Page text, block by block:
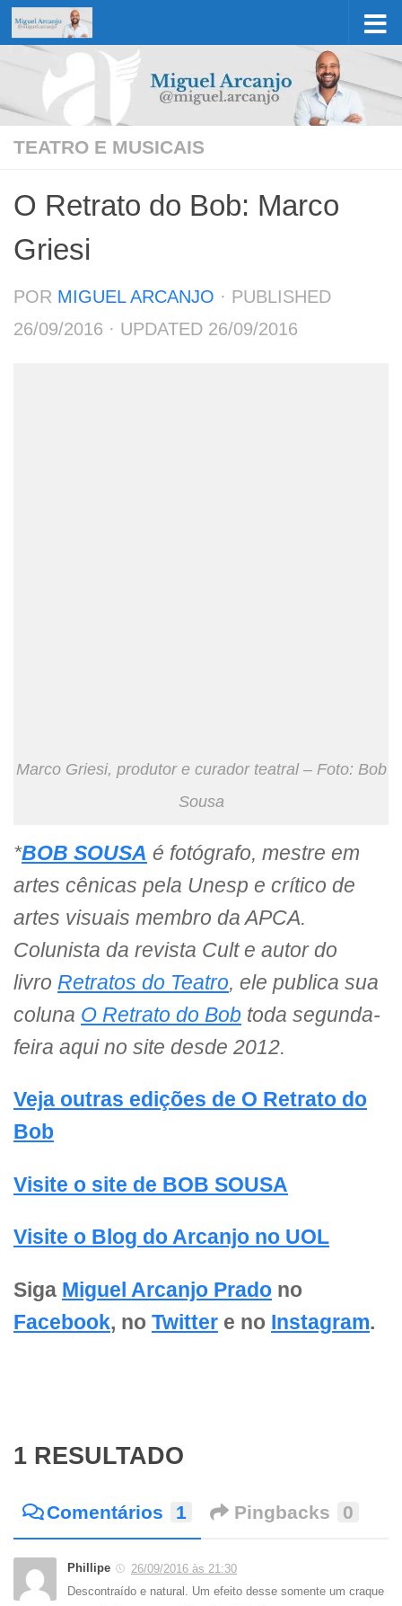
Skip to content
TEATRO E MUSICAIS
O Retrato do Bob: Marco
Griesi
POR MIGUEL ARCANJO · PUBLISHED
26/09/2016 · UPDATED 26/09/2016
Marco Griesi, produtor e curador teatral – Foto: Bob
Sousa
*BOB SOUSA é fotógrafo, mestre em
artes cênicas pela Unesp e crítico de
artes visuais membro da APCA.
Colunista da revista Cult e autor do
livro Retratos do Teatro, ele publica sua
coluna O Retrato do Bob toda segunda-
feira aqui no site desde 2012.
Veja outras edições de O Retrato do
Bob
Visite o site de BOB SOUSA
Visite o Blog do Arcanjo no UOL
Siga Miguel Arcanjo Prado no
Facebook, no Twitter e no Instagram.
1 RESULTADO
Comentários 1 Pingbacks 0
Phillipe
26/09/2016 às 21:30
Descontraído e natural. Um efeito desse somente um craque